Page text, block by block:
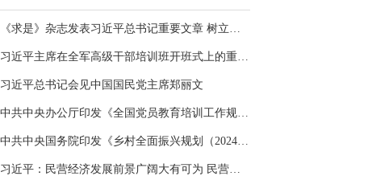
《求是》杂志发表习近平总书记重要文章 树立和践行正确政绩观
习近平主席在全军高级干部培训班开班式上的重要讲话引领全军开展思想整风、深化政治整训
习近平总书记会见中国国民党主席郑丽文
中共中央办公厅印发《全国党员教育培训工作规划（2024－2028年）》
中共中央国务院印发《乡村全面振兴规划（2024—2027年）》
习近平：民营经济发展前景广阔大有可为 民营企业和民营企业家大显身手正当其时